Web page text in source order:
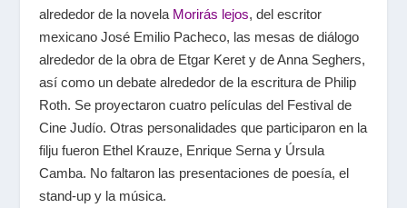
alrededor de la novela Morirás lejos, del escritor
mexicano José Emilio Pacheco, las mesas de diálogo
alrededor de la obra de Etgar Keret y de Anna Seghers,
así como un debate alrededor de la escritura de Philip
Roth. Se proyectaron cuatro películas del Festival de
Cine Judío. Otras personalidades que participaron en la
filjufueron Ethel Krauze, Enrique Serna y Úrsula
Camba. No faltaron las presentaciones de poesía, el
stand-upy la música.